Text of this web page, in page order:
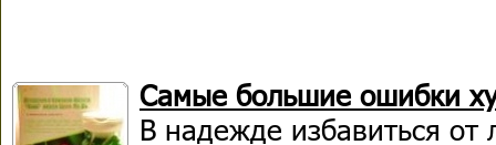
Самые большие ошибки
В надежде избавиться от